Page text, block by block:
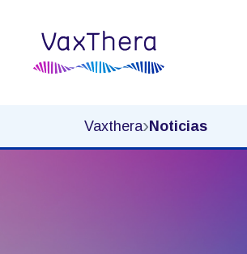
NoticiasVaxthera›Noticias